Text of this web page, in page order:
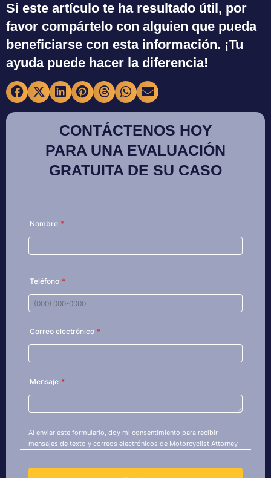
Si este artículo te ha resultado útil, por
favor compártelo con alguien que pueda
beneficiarse con esta información. ¡Tu
ayuda puede hacer la diferencia!
CONTÁCTENOS HOY
PARA UNA EVALUACIÓN
GRATUITA DE SU CASO